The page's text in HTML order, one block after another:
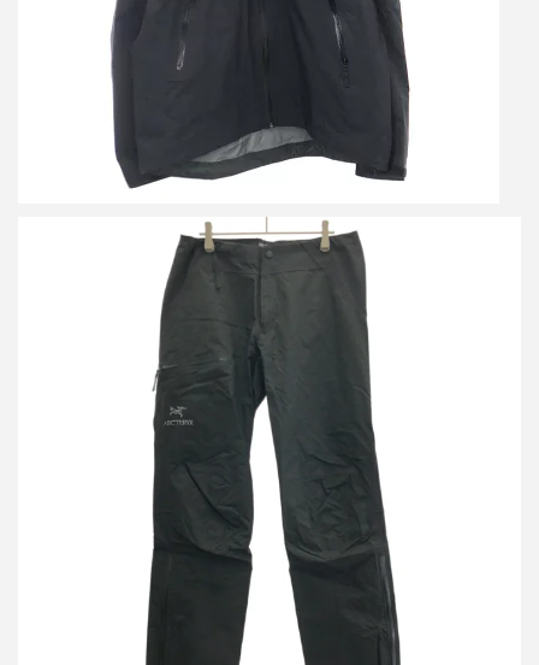
アークテリクス GORE-TEX ALPHA HYBRID PANTS アルファ ハ
イブリットパンツ
詳しく見る